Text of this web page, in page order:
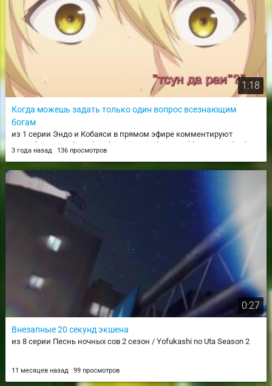
1:18
Когда можешь задать только один вопрос всезнающим
богам
из 1 серии Эндо и Кобаяси в прямом эфире комментируют
злодейку / Tsundere Akuyaku Reijou Liselotte to Jikkyou no Endou-kun
to Kaisetsu no Kobayashi-san
3 года назад 136 просмотров
0:27
Внезапные 20 секунд экшена
из 8 серии Песнь ночных сов 2 сезон / Yofukashi no Uta Season 2
11 месяцев назад 99 просмотров